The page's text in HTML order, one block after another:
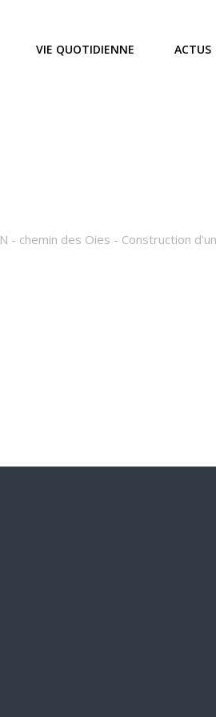
VIE QUOTIDIENNE ACTUS
- chemin des Oies - Construction